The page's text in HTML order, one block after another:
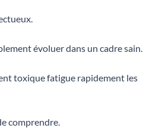
évoluer dans un cadre sain.
toxique fatigue rapidement les
comprendre.